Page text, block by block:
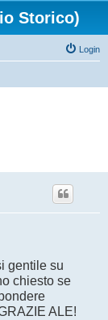
Storico)
Login
gentile su
chiesto se
ALE!